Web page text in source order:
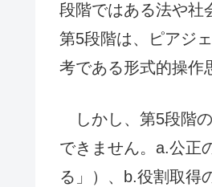
段階ではある法や社
第5段階は、ピアジ
考である形式的操作
しかし、第5段階
できません。a.公正
る」）、b.役割取得